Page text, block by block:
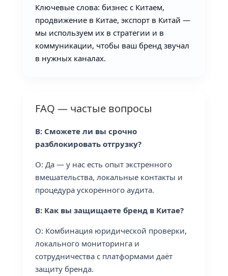
Ключевые слова: бизнес с Китаем,
продвижение в Китае, экспорт в Китай —
мы используем их в стратегии и в
коммуникации, чтобы ваш бренд звучал
в нужных каналах.
FAQ — частые вопросы
В: Сможете ли вы срочно
разблокировать отгрузку?
О: Да — у нас есть опыт экстренного
вмешательства, локальные контакты и
процедура ускоренного аудита.
В: Как вы защищаете бренд в Китае?
О: Комбинация юридической проверки,
локального мониторинга и
сотрудничества с платформами даёт
защиту бренда.